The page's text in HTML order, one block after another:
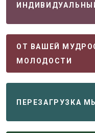
ОТ ВАШЕЙ
МОЛОДОСТИ
ПЕРЕЗАГРУЗКА